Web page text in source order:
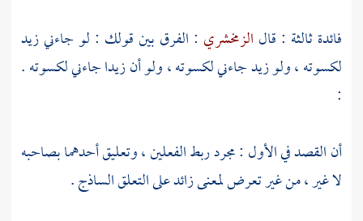
فائدة ثالثة : قال الزمخشري : الفرق بين قولك : لو جاءني زيد
لكسوته ، ولو زيد جاءني لكسوته ، ولو أن زيدا جاءني لكسوته .
:
أن القصد في الأول : مجرد ربط الفعلين ، وتعليق أحدهما بصاحبه
لا غير ، من غير تعرض لمعنى زائد على التعلق الساذج .